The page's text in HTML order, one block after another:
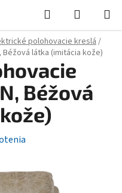
Hľadať
KOŠÍK
polohovacie kreslá/
Béžová látka (imitácia kože)
Béžová